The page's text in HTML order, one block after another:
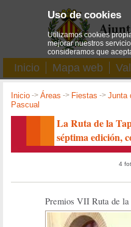
Inicio Mapa web
Inicio ->Áreas -> Fiestas ->Junta
Pascual
La Ruta de la
séptima edición,
4
Premios VII Ruta de la
Uso de cookies
Utilizamos cookies
mejorar nuestros
consideramos que